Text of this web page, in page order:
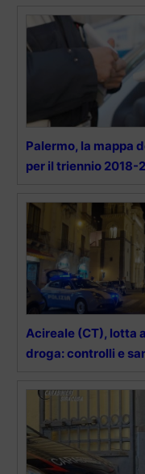
Palermo, la mappa
per il triennio 2018-
Acireale (CT), lotta
droga: controlli e